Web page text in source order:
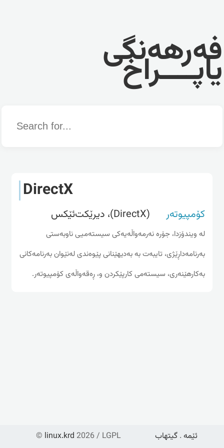
فەرهەنگی
یاپــــراخ
Word
DirectX
کۆمپیوتەر (DirectX)، دیرێکت‌ئێکس
له‌ ویندۆزدا، جۆره‌ نه‌رمه‌واڵه‌یه‌کی سیسته‌میی ناوبه‌ستی
به‌رنامه‌داڕێژی، تایبه‌ت به‌ به‌دیهێنانی پێوه‌ندی له‌نێوان به‌رنامه‌کانی
به‌کارهێنه‌ری، سیسته‌می کارپێکردن و، ڕه‌قه‌واڵه‌ی کۆمپیوته‌ر.
© linux.krd 2026 / LGPL ئێمە . گیتهاب